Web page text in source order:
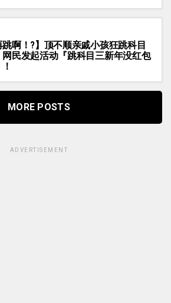
跳啊！?】顶不顺亲戚小孩狂跳科目
网民发起活动『跳科目三新年没红包
MORE POSTS
ADVERTISEMENT